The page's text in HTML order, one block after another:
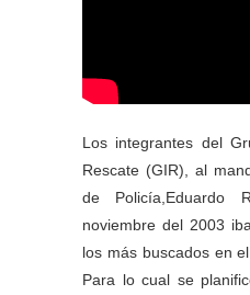
Los integrantes del
Rescate (GIR), al
de
noviembre del 2003
los más buscados en el
Para lo cual se